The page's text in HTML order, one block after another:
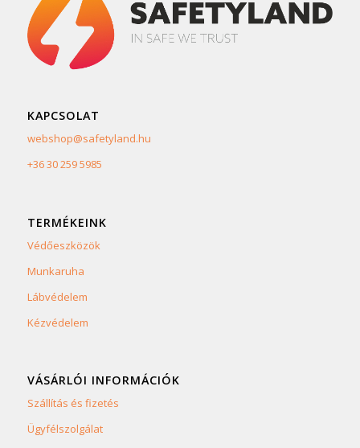
KAPCSOLAT
webshop@safetyland.hu
+36 30 259 5985
TERMÉKEINK
Védőeszközök
Munkaruha
Lábvédelem
Kézvédelem
VÁSÁRLÓI INFORMÁCIÓK
Szállítás és fizetés
Ügyfélszolgálat